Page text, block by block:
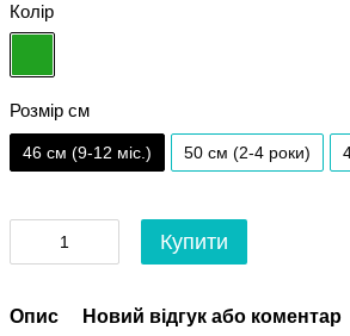
Колір
Розмір см
46 см (9-12 міс.) 50 см (2-4 роки)
Купити
Опис Новий відгук або коментар